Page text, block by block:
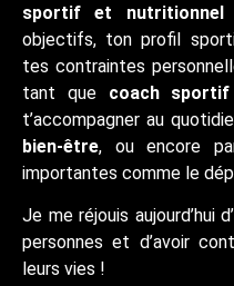
sportif et nutritionnel
objectifs, ton profil
tes contraintes
tant que coach
t’accompagner au
bien-être, ou encore
importantes comme le
Je me réjouis aujourd’hui
personnes et d’avoir
leurs vies !